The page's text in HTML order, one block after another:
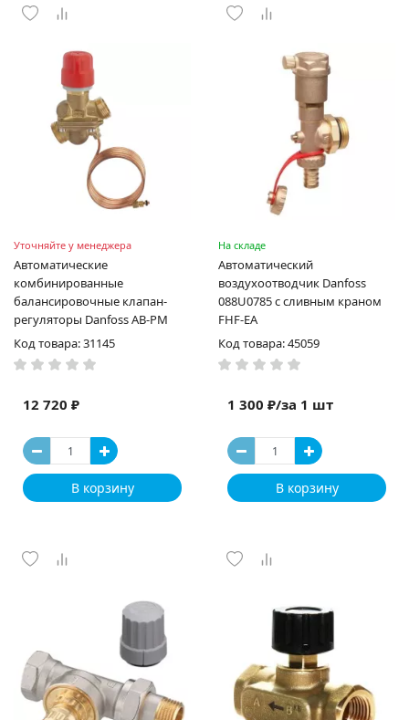
Уточняйте у менеджера
Автоматические
комбинированные
балансировочные клапан-
регуляторы Danfoss AB-PM
Код товара: 31145
12 720 ₽
В корзину
На складе
Автоматический
воздухоотводчик Danfoss
088U0785 с сливным краном
FHF-EA
Код товара: 45059
1 300 ₽/за 1 шт
В корзину